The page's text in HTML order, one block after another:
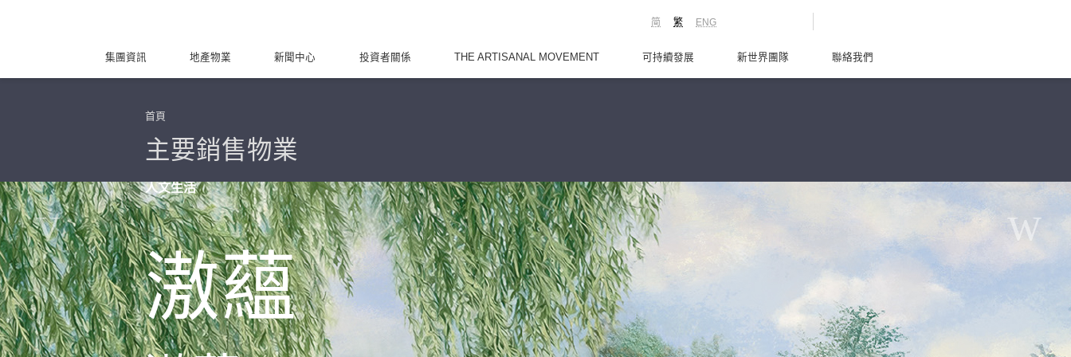
ENG
繁
简
集團資訊 地產物業 新聞中心 投資者關係 THE ARTISANAL MOVEMENT 可持續發展 新世界團隊 聯絡我們
首頁
主要銷售物業
人文生活
滶蘊